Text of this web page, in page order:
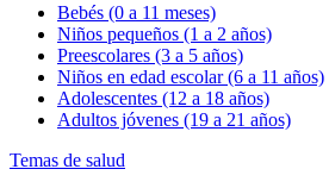
Bebés (0 a 11 meses)
Niños pequeños (1 a 2 años)
Preescolares (3 a 5 años)
Niños en edad escolar (6 a 11 años)
Adolescentes (12 a 18 años)
Adultos jóvenes (19 a 21 años)
Temas de salud